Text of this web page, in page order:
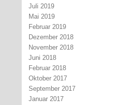
Juli 2019
Mai 2019
Februar 2019
Dezember 2018
November 2018
Juni 2018
Februar 2018
Oktober 2017
September 2017
Januar 2017